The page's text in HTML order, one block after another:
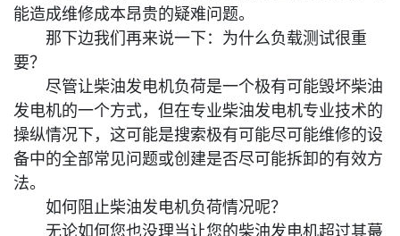
能造成维修成本昂贵的疑难问题。
那下边我们再来说一下：为什么负载测试很重
要？
尽管让柴油发电机负荷是一个极有可能毁坏柴油
发电机的一个方式，但在专业柴油发电机专业技术的
操纵情况下，这可能是搜索极有可能尽可能维修的设
备中的全部常见问题或创建是否尽可能拆卸的有效方
法。
如何阻止柴油发电机负荷情况呢？
无论如何您也没理当让您的柴油发电机超过其蕞